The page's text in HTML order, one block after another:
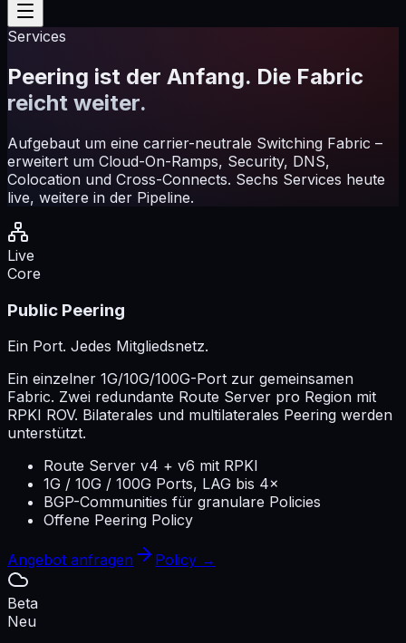
Services
Peering ist der Anfang. Die Fabric
reicht weiter.
Aufgebaut um eine carrier-neutrale Switching Fabric –
erweitert um Cloud-On-Ramps, Security, DNS,
Colocation und Cross-Connects. Sechs Services heute
live, weitere in der Pipeline.
Live
Core
Public Peering
Ein Port. Jedes Mitgliedsnetz.
Ein einzelner 1G/10G/100G-Port zur gemeinsamen
Fabric. Zwei redundante Route Server pro Region mit
RPKI ROV. Bilaterales und multilaterales Peering werden
unterstützt.
Route Server v4 + v6 mit RPKI
1G / 10G / 100G Ports, LAG bis 4×
BGP-Communities für granulare Policies
Offene Peering Policy
Angebot anfragen Policy →
Beta
Neu